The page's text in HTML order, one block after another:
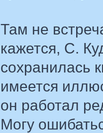
Там не
кажется, С.
сохранилась
имеется
он работал
Могу